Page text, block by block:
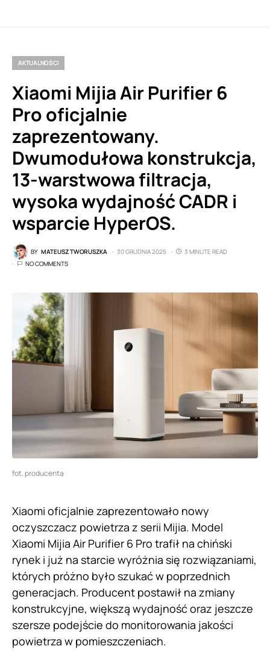
AKTUALNOŚCI
Xiaomi Mijia Air Purifier 6
Pro oficjalnie
zaprezentowany.
Dwumodułowa konstrukcja,
13-warstwowa filtracja,
wysoka wydajność CADR i
wsparcie HyperOS.
BY MATEUSZ TWORUSZKA 30 GRUDNIA 2025
3 MINUTE READ
NO COMMENTS
fot. producenta
Xiaomi oficjalnie zaprezentowało nowy
oczyszczacz powietrza z serii Mijia. Model
Xiaomi Mijia Air Purifier 6 Pro trafił na chiński
rynek i już na starcie wyróżnia się rozwiązaniami,
których próżno było szukać w poprzednich
generacjach. Producent postawił na zmiany
konstrukcyjne, większą wydajność oraz jeszcze
szersze podejście do monitorowania jakości
powietrza w pomieszczeniach.